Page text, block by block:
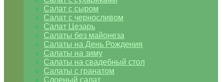
Салат с сыром
Салат с черносливом
Салат Цезарь
Салаты без майонеза
Салаты на День Рождения
Салаты на зиму
Салаты на свадебный стол
Салаты с гранатом
Слоеный салат